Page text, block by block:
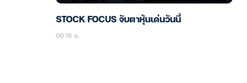
STOCK FOCUS จับตาหุ้นเด่นวันนี้
09:16 น.